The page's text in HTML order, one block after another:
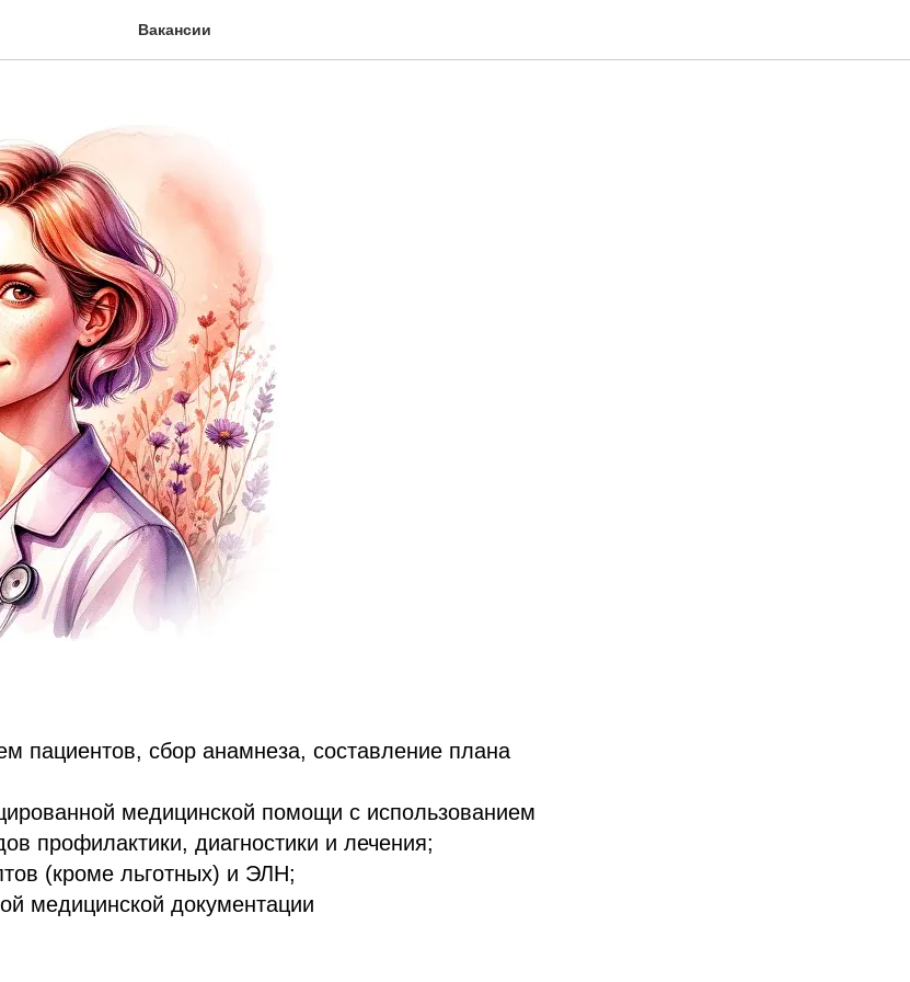
Вакансии
пациентов, сбор анамнеза, составление плана
медицинской помощи с использованием
профилактики, диагностики и лечения;
(кроме льготных) и ЭЛН;
медицинской документации